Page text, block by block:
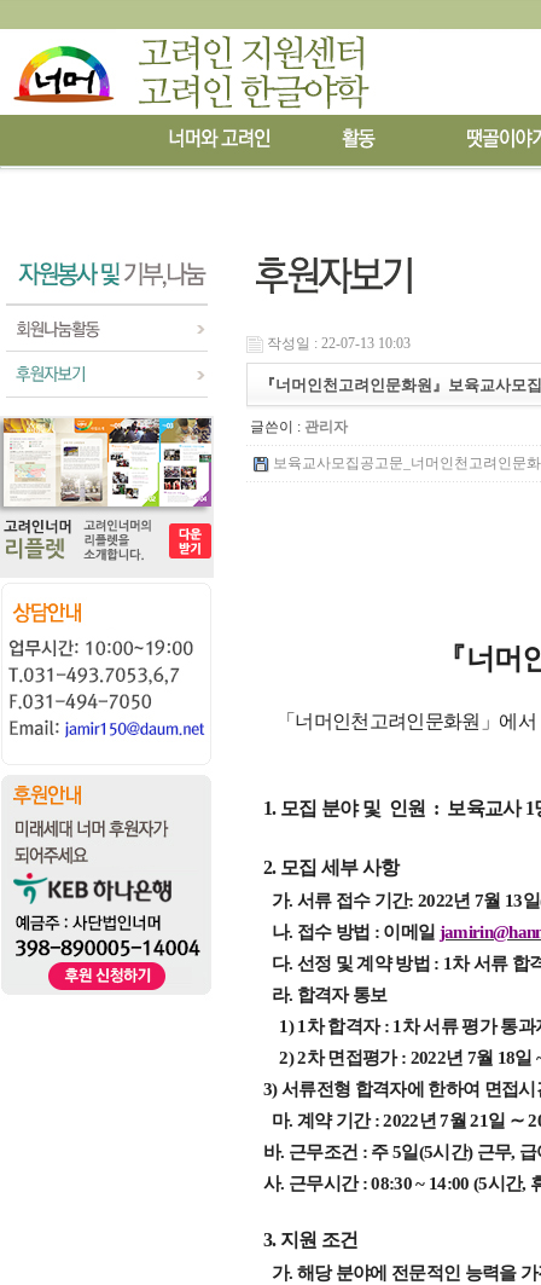
작성일 : 22-07-13 10:03
『너머인천고려인문화원』보육교사모
글쓴이 : 관리자
보육교사모집공고문_너머인천고려인문
『너머
「 너머인천고려인문화원 」 에서
1. 모집 분야 및 인원 : 보육교사1
2. 모집 세부사항
가. 서류 접수 기간: 2022년 7월 13일
나. 접수 방법 : 이메일
다. 선정 및 계약 방법 : 1차 서류 합
라. 합격자 통보
1) 1 차 합격자: 1 차 서류 평가 통과
2) 2차 면접평가: 2022년 7월 18일
3)서류전형 합격자에 한하여 면접
마. 계약 기간: 2022년 7월 21일 ∼
바. 근무조건 : 주5일(5시간) 근무, 급
사. 근무시간: 08:30 ~ 14:00 (5시간,
3. 지원 조건
가. 해당 분야에 전문적인 능력을